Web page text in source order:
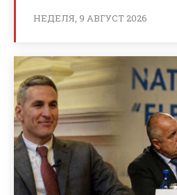
НЕДЕЛЯ, 9 АВГУСТ 2026